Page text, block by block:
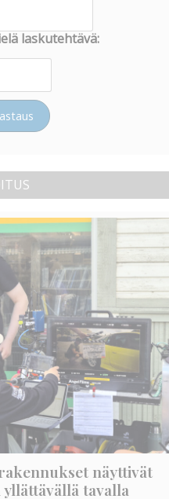
laskutehtävä:
näyttivät
yllättävällä tavalla